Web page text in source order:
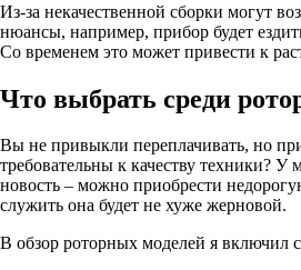
Из-за некачественной сборки могут
нюансы, например, прибор будет
Со временем это может привести к
Что выбрать среди
Вы не привыкли переплачивать, но
требовательны к качеству техники? У
новость – можно приобрести
служить она будет не хуже жерновой.
В обзор роторных моделей я включил